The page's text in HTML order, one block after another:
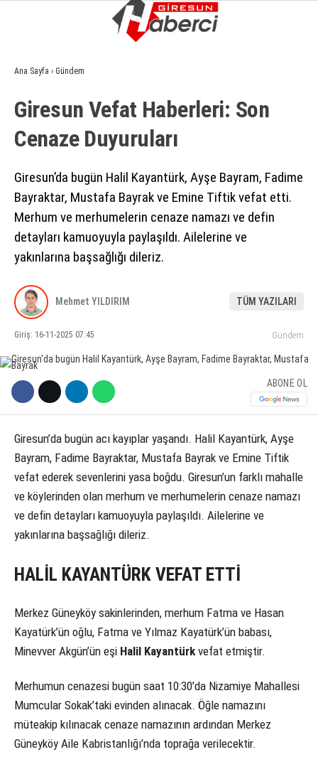
Facebook
Instagram
GÜNDEM
EKONOMI
SIYASET
ASAYIŞ
SPOR
YAŞAM
EĞITIM
SAĞLIK
SERVISLER
Ana Sayfa › Gündem
Giresun Vefat Haberleri: Son
Cenaze Duyuruları
Giresun’da bugün Halil Kayantürk, Ayşe Bayram, Fadime
Bayraktar, Mustafa Bayrak ve Emine Tiftik vefat etti.
Merhum ve merhumelerin cenaze namazı ve defin
detayları kamuoyuyla paylaşıldı. Ailelerine ve
yakınlarına başsağlığı dileriz.
Mehmet YILDIRIM TÜM YAZILARI
Giriş: 16-11-2025 07:45 Gündem
ABONE OL
Giresun’da bugün acı kayıplar yaşandı. Halil Kayantürk, Ayşe
Bayram, Fadime Bayraktar, Mustafa Bayrak ve Emine Tiftik
vefat ederek sevenlerini yasa boğdu. Giresun’un farklı mahalle
ve köylerinden olan merhum ve merhumelerin cenaze namazı
ve defin detayları kamuoyuyla paylaşıldı. Ailelerine ve
yakınlarına başsağlığı dileriz.
HALİL KAYANTÜRK VEFAT ETTİ
Merkez Güneyköy sakinlerinden, merhum Fatma ve Hasan
Kayatürk’ün oğlu, Fatma ve Yılmaz Kayatürk’ün babası,
Minevver Akgün’ün eşi Halil Kayantürk vefat etmiştir.
Merhumun cenazesi bugün saat 10:30’da Nizamiye Mahallesi
Mumcular Sokak’taki evinden alınacak. Öğle namazını
müteakip kılınacak cenaze namazının ardından Merkez
Güneyköy Aile Kabristanlığı’nda toprağa verilecektir.